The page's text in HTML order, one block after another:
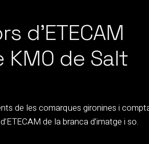
d’ETECAM
de Salt
de les comarques gironines i
de la branca d’imatge i so.